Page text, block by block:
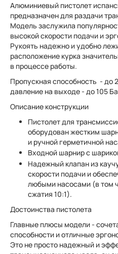
Алюминиевый пистолет
предназначен для раздачи
Модель заслужила
высокой скорости подачи и
Рукоять надежно и удобно
расположение курка
в процессе работы.
Пропускная способность - до
давление на выходе - до 105
Описание конструкции
Пистолет для
оборудован жестким
и ручной герметичной
Входной шарнир с
Надежный клапан из
скорости подачи и
любыми насосами (в том
сжатия 10:1).
Достоинства пистолета
Главные плюсы модели -
способности и отличные
Это не просто надежный и